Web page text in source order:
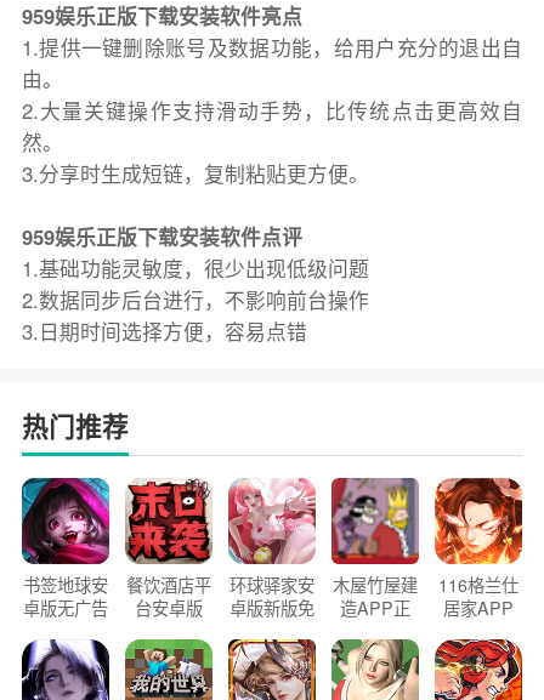
959娱乐正版下载安装软件亮点
1.提供一键删除账号及数据功能，给用户充分的退出自
由。
2.大量关键操作支持滑动手势，比传统点击更高效自
然。
3.分享时生成短链，复制粘贴更方便。
959娱乐正版下载安装软件点评
1.基础功能灵敏度，很少出现低级问题
2.数据同步后台进行，不影响前台操作
3.日期时间选择方便，容易点错
热门推荐
书签地球安
卓版无广告
餐饮酒店平
台安卓版
环球驿家安
卓版新版免
木屋竹屋建
造APP正
116格兰仕
居家APP